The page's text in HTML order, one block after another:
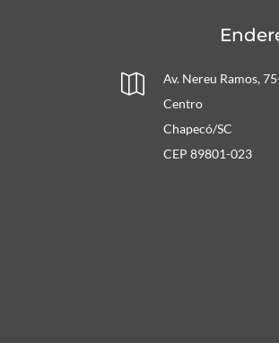

Av. Nereu Ramos,
Centro
Chapecó/SC
CEP 89801-023